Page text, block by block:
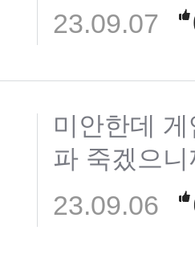
23.09.07
미안한데
파 죽겠으니
23.09.06